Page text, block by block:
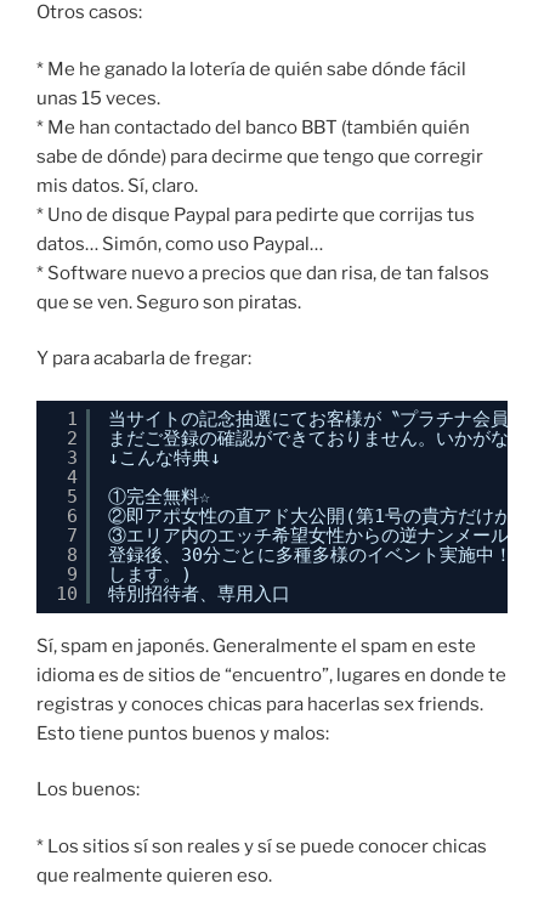
Otros casos:
* Me he ganado la lotería de quién sabe dónde fácil
unas 15 veces.
* Me han contactado del banco BBT (también quién
sabe de dónde) para decirme que tengo que corregir
mis datos. Sí, claro.
* Uno de disque Paypal para pedirte que corrijas tus
datos… Simón, como uso Paypal…
* Software nuevo a precios que dan risa, de tan falsos
que se ven. Seguro son piratas.
Y para acabarla de fregar:
1
2
3
4
5
6
7
8
9
10
当サイトの記念抽選にてお客様が〝プラチナ会員〟
まだご登録の確認ができておりません。いかがなさ
↓こんな特典↓
①完全無料☆
②即アポ女性の直アド大公開(第1号の貴方だけが連
③エリア内のエッチ希望女性からの逆ナンメール！
登録後、30分ごとに多種多様のイベント実施中！！
します。)
特別招待者、専用入口
Sí, spam en japonés. Generalmente el spam en este
idioma es de sitios de “encuentro”, lugares en donde te
registras y conoces chicas para hacerlas sex friends.
Esto tiene puntos buenos y malos:
Los buenos:
* Los sitios sí son reales y sí se puede conocer chicas
que realmente quieren eso.